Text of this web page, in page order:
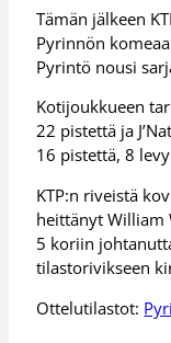
Tämän jälkeen
Pyrinnön
Pyrintö nousi
Kotijoukkueen
22 pistettä ja
16 pistettä, 8
KTP:n riveistä
heittänyt William
5 koriin
tilastorivikseen
Ottelutilastot: